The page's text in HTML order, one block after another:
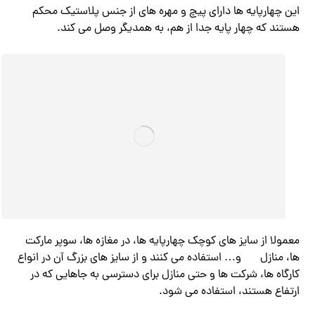
این چهارپایه ها دارای پیچ و مهره های از جنس پلاستیک محکم‌
هستند که چهار پایه جدا از هم، به همدیگر وصل می کند.
معمولا از سایز های کوچک‌ چهارپایه ها، در مغازه ها، سوپر مارکت
ها، منازل
و… استفاده می کنند و از سایز های بزرگ آن در انواع
کارگاه ها، شرکت ها و حتی منازل برای دسترسی به جاهایی که در
ارتفاع هستند، استفاده می شود.